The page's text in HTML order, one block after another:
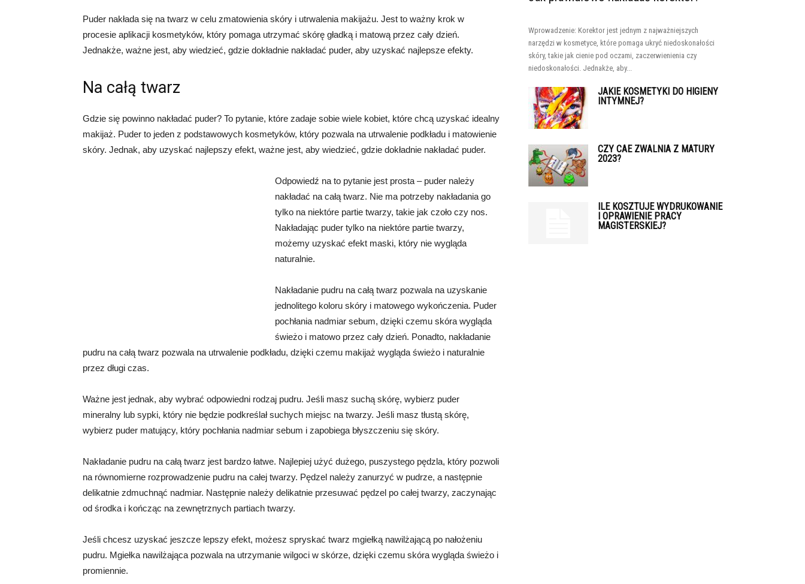
Puder nakłada się na twarz w celu zmatowienia skóry i utrwalenia makijażu. Jest to ważny krok w
procesie aplikacji kosmetyków, który pomaga utrzymać skórę gładką i matową przez cały dzień.
Jednakże, ważne jest, aby wiedzieć, gdzie dokładnie nakładać puder, aby uzyskać najlepsze efekty.
Na całą twarz
Gdzie się powinno nakładać puder? To pytanie, które zadaje sobie wiele kobiet, które chcą uzyskać idealny
makijaż. Puder to jeden z podstawowych kosmetyków, który pozwala na utrwalenie podkładu i matowienie
skóry. Jednak, aby uzyskać najlepszy efekt, ważne jest, aby wiedzieć, gdzie dokładnie nakładać puder.
Odpowiedź na to pytanie jest prosta – puder należy
nakładać na całą twarz. Nie ma potrzeby nakładania go
tylko na niektóre partie twarzy, takie jak czoło czy nos.
Nakładając puder tylko na niektóre partie twarzy,
możemy uzyskać efekt maski, który nie wygląda
naturalnie.
Nakładanie pudru na całą twarz pozwala na uzyskanie
jednolitego koloru skóry i matowego wykończenia. Puder
pochłania nadmiar sebum, dzięki czemu skóra wygląda
świeżo i matowo przez cały dzień. Ponadto, nakładanie
pudru na całą twarz pozwala na utrwalenie podkładu, dzięki czemu makijaż wygląda świeżo i naturalnie
przez długi czas.
Ważne jest jednak, aby wybrać odpowiedni rodzaj pudru. Jeśli masz suchą skórę, wybierz puder
mineralny lub sypki, który nie będzie podkreślał suchych miejsc na twarzy. Jeśli masz tłustą skórę,
wybierz puder matujący, który pochłania nadmiar sebum i zapobiega błyszczeniu się skóry.
Nakładanie pudru na całą twarz jest bardzo łatwe. Najlepiej użyć dużego, puszystego pędzla, który pozwoli
na równomierne rozprowadzenie pudru na całej twarzy. Pędzel należy zanurzyć w pudrze, a następnie
delikatnie zdmuchnąć nadmiar. Następnie należy delikatnie przesuwać pędzel po całej twarzy, zaczynając
od środka i kończąc na zewnętrznych partiach twarzy.
Jeśli chcesz uzyskać jeszcze lepszy efekt, możesz spryskać twarz mgiełką nawilżającą po nałożeniu
pudru. Mgiełka nawilżająca pozwala na utrzymanie wilgoci w skórze, dzięki czemu skóra wygląda świeżo i
promiennie.
Wprowadzenie: Korektor jest jednym z najważniejszych
narzędzi w kosmetyce, które pomaga ukryć niedoskonałości
skóry, takie jak cienie pod oczami, zaczerwienienia czy
niedoskonałości. Jednakże, aby...
JAKIE KOSMETYKI DO HIGIENY
INTYMNEJ?
CZY CAE ZWALNIA Z MATURY
2023?
ILE KOSZTUJE WYDRUKOWANIE
I OPRAWIENIE PRACY
MAGISTERSKIEJ?